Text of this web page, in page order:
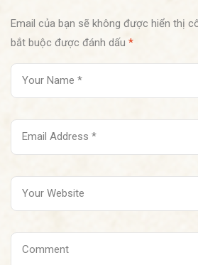
Email của bạn sẽ không được hiển thị
bắt buộc được đánh dấu *